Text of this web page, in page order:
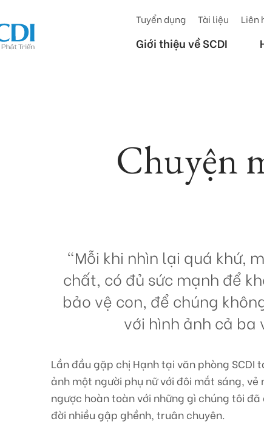
Tuyển dụng Tài liệu Liên
Giới thiệu về SCDI
Chuyện
"Mỗi khi nhìn lại quá khứ,
chất, có đủ sức mạnh để
bảo vệ con, để chúng
với hình ảnh cả ba
Lần đầu gặp chị Hạnh tại văn phòng SCDI
ảnh một người phụ nữ với đôi mắt sáng,
ngược hoàn toàn với những gì chúng tôi
đời nhiều gập ghềnh, truân chuyên.